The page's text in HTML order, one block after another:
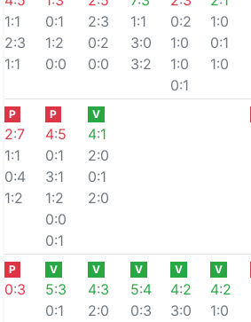
1:1
2:3
1:1
0:1
1:2
0:0
2:3
0:2
0:0
1:1
3:0
3:2
0:2
1:0
1:0
0:1
1:0
0:1
1:0
P
2:7
1:1
0:4
1:2
P
4:5
0:1
3:1
1:2
0:0
0:1
V
4:1
2:0
0:1
2:0
P
0:3
V
5:3
0:1
V
4:3
2:0
V
5:4
0:3
V
4:2
3:0
V
4:2
1:0